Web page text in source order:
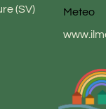
(SV)
Meteo